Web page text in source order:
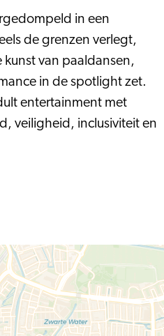
in een
de grenzen verlegt,
kunst van paaldansen,
in de spotlight zet.
entertainment met
veiligheid, inclusiviteit en